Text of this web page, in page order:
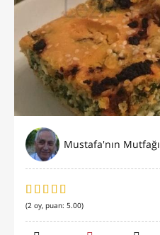
Mustafa'nın Mutfağı
(2 oy, puan: 5.00)